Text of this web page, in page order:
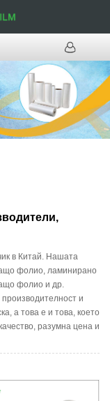
в Китай. Нашата
фолио, ламинирано
фолио и др.
и
а това е и това, което
разумна цена и